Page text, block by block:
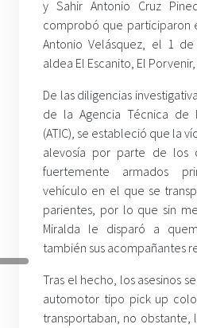
y Sahir Antonio Cruz
comprobó que participaron
Antonio Velásquez, el 1
aldea El Escanito, El
De las diligencias
de la Agencia Técnica de
(ATIC), se estableció que la
alevosía por parte de los
fuertemente armados
vehículo en el que se
parientes, por lo que sin
Miralda le disparó a
también sus acompañantes
Tras el hecho, los asesinos
automotor tipo pick up
transportaban, no obstante,